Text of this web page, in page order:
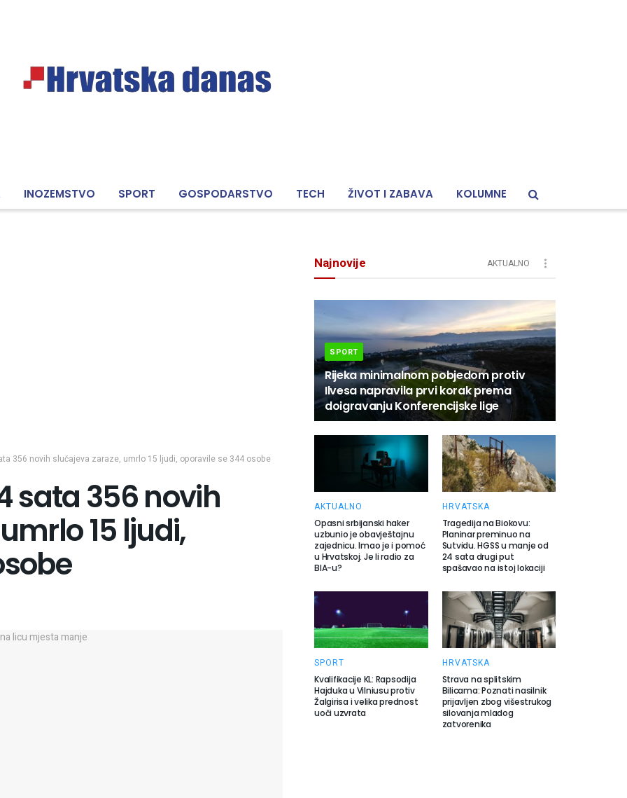
INOZEMSTVO SPORT GOSPODARSTVO TECH ŽIVOT I ZABAVA KOLUMNE
356 novih slučajeva zaraze, umrlo 15 ljudi, oporavile se 344 osobe
sata 356 novih
15 ljudi,
Najnovije AKTUALNO
SPORT
Rijeka minimalnom pobjedom protiv
Ilvesa napravila prvi korak prema
doigravanju Konferencijske lige
AKTUALNO
Opasni srbijanski haker
uzbunio je obavještajnu
zajednicu. Imao je i pomoć
u Hrvatskoj. Je li radio za
BIA-u?
HRVATSKA
Tragedija na Biokovu:
Planinar preminuo na
Sutvidu. HGSS u manje od
24 sata drugi put
spašavao na istoj lokaciji
SPORT
Kvalifikacije KL: Rapsodija
Hajduka u Vilniusu protiv
Žalgirisa i velika prednost
uoči uzvrata
HRVATSKA
Strava na splitskim
Bilicama: Poznati nasilnik
prijavljen zbog višestrukog
silovanja mladog
zatvorenika